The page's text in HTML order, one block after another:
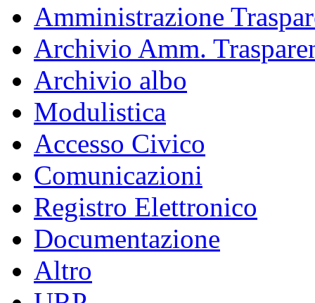
Amministrazione
Archivio Amm.
Archivio albo
Modulistica
Accesso Civico
Comunicazioni
Registro Elettronico
Documentazione
Altro